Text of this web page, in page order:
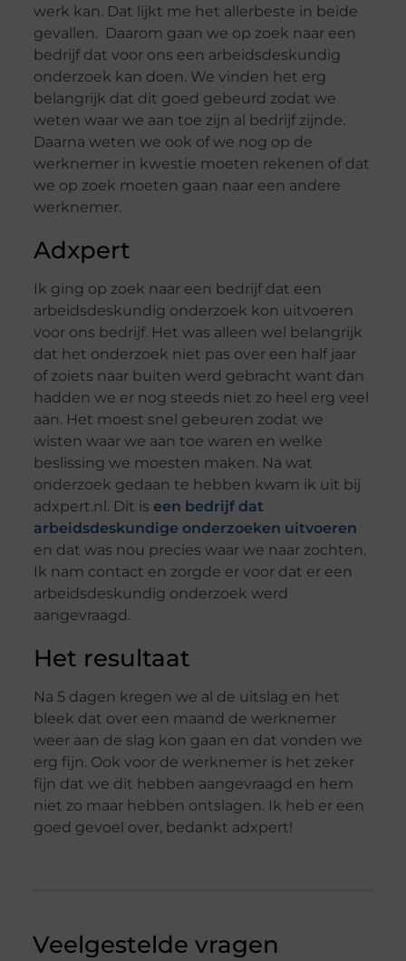
werk kan. Dat lijkt me het allerbeste in beide
gevallen. Daarom gaan we op zoek naar een
bedrijf dat voor ons een arbeidsdeskundig
onderzoek kan doen. We vinden het erg
belangrijk dat dit goed gebeurd zodat we
weten waar we aan toe zijn al bedrijf zijnde.
Daarna weten we ook of we nog op de
werknemer in kwestie moeten rekenen of dat
we op zoek moeten gaan naar een andere
werknemer.
Adxpert
Ik ging op zoek naar een bedrijf dat een
arbeidsdeskundig onderzoek kon uitvoeren
voor ons bedrijf. Het was alleen wel belangrijk
dat het onderzoek niet pas over een half jaar
of zoiets naar buiten werd gebracht want dan
hadden we er nog steeds niet zo heel erg veel
aan. Het moest snel gebeuren zodat we
wisten waar we aan toe waren en welke
beslissing we moesten maken. Na wat
onderzoek gedaan te hebben kwam ik uit bij
adxpert.nl. Dit is een bedrijf dat
arbeidsdeskundige onderzoeken uitvoeren
en dat was nou precies waar we naar zochten.
Ik nam contact en zorgde er voor dat er een
arbeidsdeskundig onderzoek werd
aangevraagd.
Het resultaat
Na 5 dagen kregen we al de uitslag en het
bleek dat over een maand de werknemer
weer aan de slag kon gaan en dat vonden we
erg fijn. Ook voor de werknemer is het zeker
fijn dat we dit hebben aangevraagd en hem
niet zo maar hebben ontslagen. Ik heb er een
goed gevoel over, bedankt adxpert!
Veelgestelde vragen